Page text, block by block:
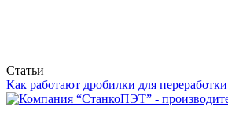
Статьи
Как работают дробилки для